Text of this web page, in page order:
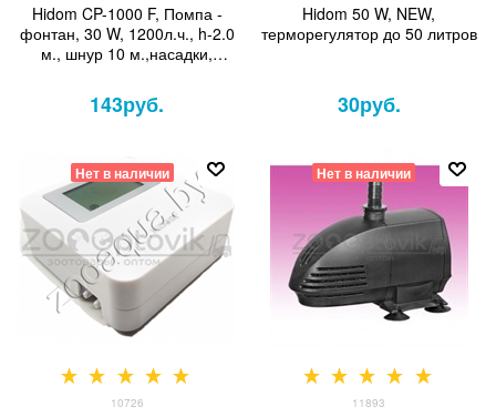
Hidom CP-1000 F, Помпа -
фонтан, 30 W, 1200л.ч., h-2.0
м., шнур 10 м.,насадки,
143руб.
Hidom 50 W, NEW,
терморегулятор до 50 литров
30руб.
Нет в наличии
10726
Нет в наличии
11893